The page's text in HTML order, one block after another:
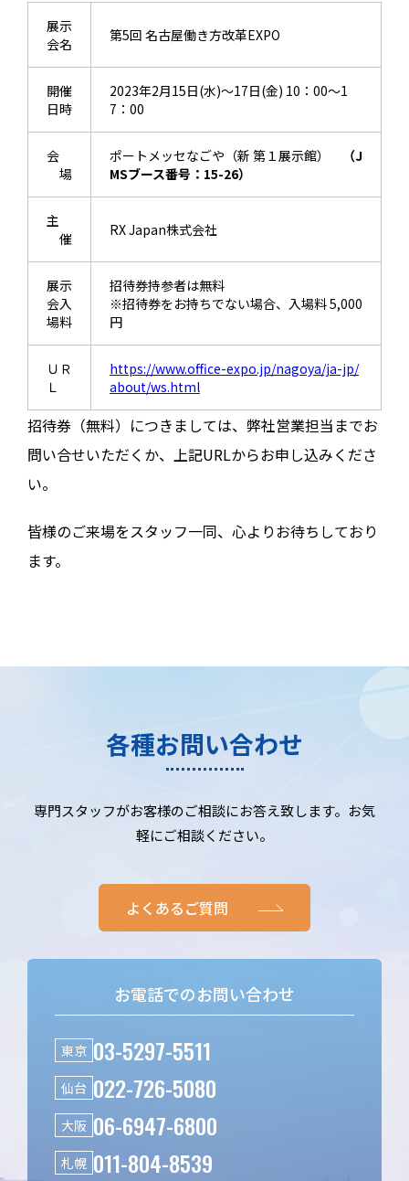
展示
会名
第5回 名古屋働き方改革EXPO
開催
日時
2023年2月15日(水)～17日(金) 10：00～1
7：00
会
場
ポートメッセなごや（新 第１展示館）
（J
MSブース番号：15-26）
主
催
RX Japan株式会社
展示
会入
場料
招待券持参者は無料
※招待券をお持ちでない場合、入場料 5,000
円
ＵＲ
Ｌ
https://www.office-expo.jp/nagoya/ja-jp/
about/ws.html
招待券（無料）につきましては、弊社営業担当までお
問い合せいただくか、上記URLからお申し込みくださ
い。
皆様のご来場をスタッフ一同、心よりお待ちしており
ます。
各種お問い合わせ
専門スタッフがお客様のご相談にお答え致します。お気
軽にご相談ください。
よくあるご質問
お電話でのお問い合わせ
東京 03-5297-5511
仙台 022-726-5080
大阪 06-6947-6800
札幌 011-804-8539